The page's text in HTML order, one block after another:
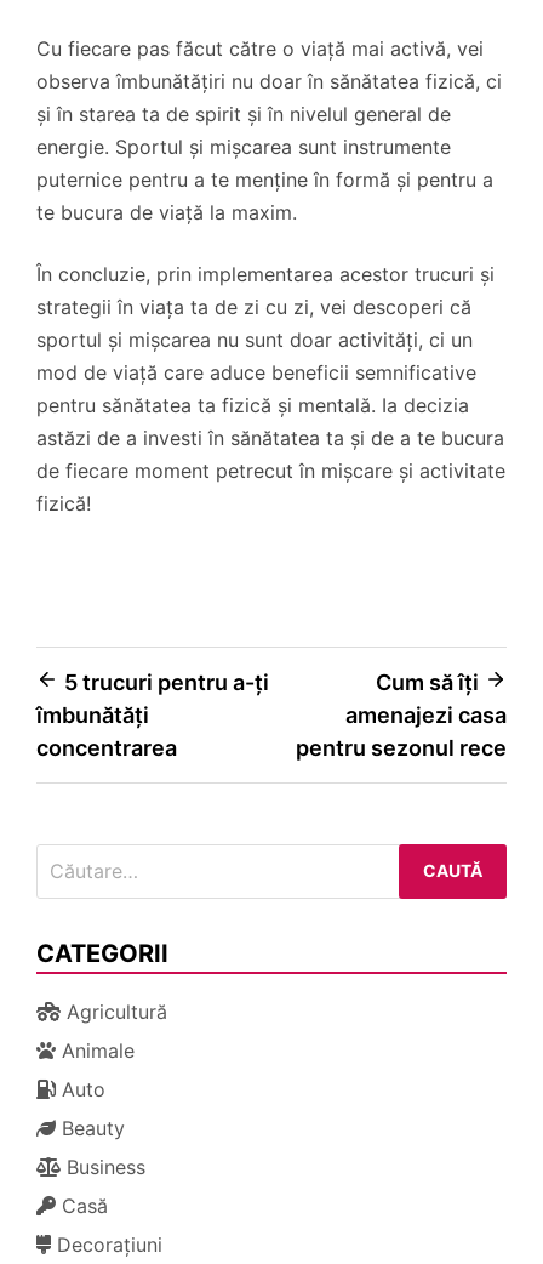
Cu fiecare pas făcut către o viață mai activă, vei
observa îmbunătățiri nu doar în sănătatea fizică, ci
și în starea ta de spirit și în nivelul general de
energie. Sportul și mișcarea sunt instrumente
puternice pentru a te menține în formă și pentru a
te bucura de viață la maxim.
În concluzie, prin implementarea acestor trucuri și
strategii în viața ta de zi cu zi, vei descoperi că
sportul și mișcarea nu sunt doar activități, ci un
mod de viață care aduce beneficii semnificative
pentru sănătatea ta fizică și mentală. Ia decizia
astăzi de a investi în sănătatea ta și de a te bucura
de fiecare moment petrecut în mișcare și activitate
fizică!
Navigare
în
articole
5 trucuri pentru a-ți
îmbunătăți
concentrarea
Cum să îți
amenajezi casa
pentru sezonul rece
după:
CATEGORII
Agricultură
Animale
Auto
Beauty
Business
Casă
Decorațiuni